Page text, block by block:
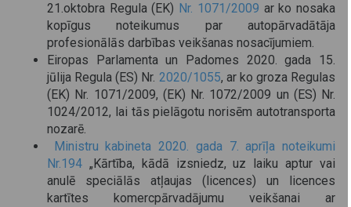
21.oktobra Regula (EK) Nr. 1071/2009 ar ko nosaka
kopīgus noteikumus par autopārvadātāja
profesionālās darbības veikšanas nosacījumiem.
Eiropas Parlamenta un Padomes 2020. gada 15.
jūlija Regula (ES) Nr. 2020/1055, ar ko groza Regulas
(EK) Nr. 1071/2009, (EK) Nr. 1072/2009 un (ES) Nr.
1024/2012, lai tās pielāgotu norisēm autotransporta
nozarē.
Ministru kabineta 2020. gada 7. aprīļa noteikumi
Nr.194 „Kārtība, kādā izsniedz, uz laiku aptur vai
anulē speciālās atļaujas (licences) un licences
kartītes komercpārvadājumu veikšanai ar